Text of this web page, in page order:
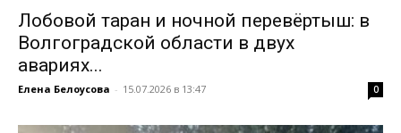
Лобовой таран и ночной перевёртыш: в
Волгоградской области в двух
авариях...
Елена Белоусова - 15.07.2026 в 13:47 0